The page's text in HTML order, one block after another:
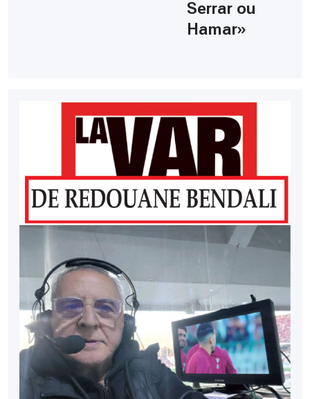
Serrar ou
Hamar»